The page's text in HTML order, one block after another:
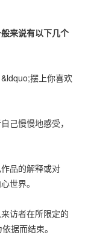
来说有以下几个
摆上你喜欢
慢慢地感受，
品的解释或对
世界。
访者在所限定的
据而结束。